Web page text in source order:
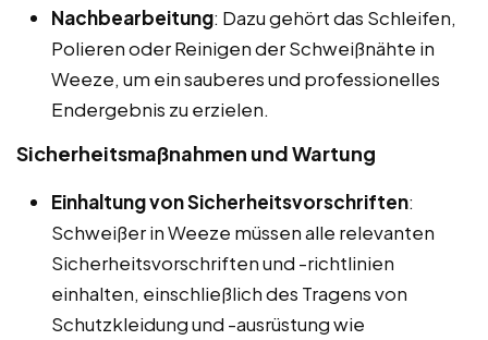
Nachbearbeitung: Dazu gehört das Schleifen,
Polieren oder Reinigen der Schweißnähte in
Weeze, um ein sauberes und professionelles
Endergebnis zu erzielen.
Sicherheitsmaßnahmen und Wartung
Einhaltung von Sicherheitsvorschriften:
Schweißer in Weeze müssen alle relevanten
Sicherheitsvorschriften und -richtlinien
einhalten, einschließlich des Tragens von
Schutzkleidung und -ausrüstung wie